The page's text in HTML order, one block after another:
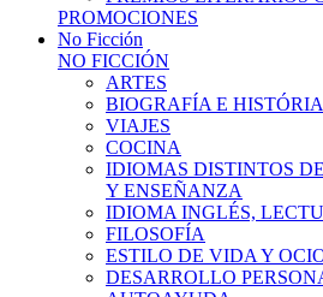
PROMOCIONES
No Ficción
NO FICCIÓN
ARTES
BIOGRAFÍA E HISTÓRIA
VIAJES
COCINA
IDIOMAS DISTINTOS
Y ENSEÑANZA
IDIOMA INGLÉS,
FILOSOFÍA
ESTILO DE VIDA Y
DESARROLLO